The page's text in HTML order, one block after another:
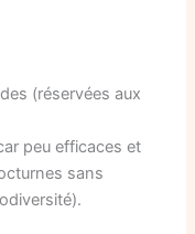
(réservées aux
peu efficaces et
sans